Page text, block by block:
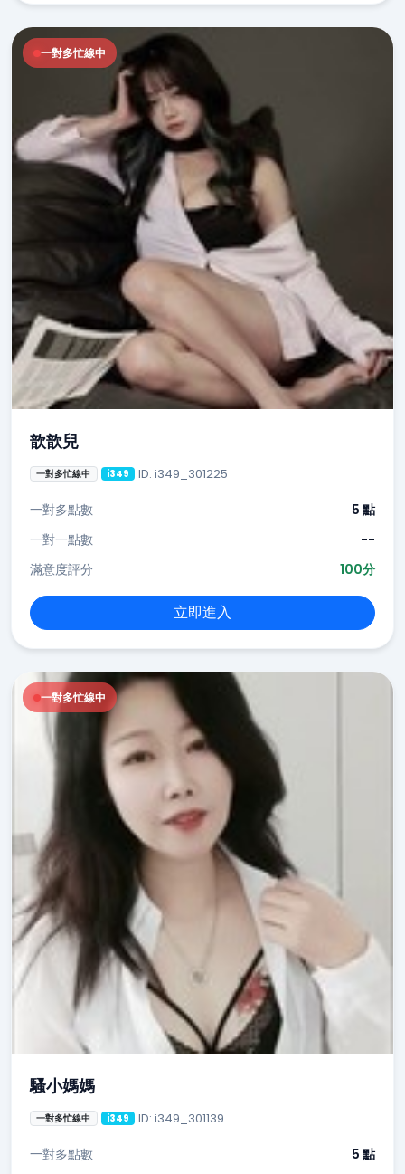
一對多忙線中
歆歆兒
一對多忙線中 i349 ID: i349_301225
一對多點數
5 點
一對一點數
--
滿意度評分
100分
立即進入
一對多忙線中
騷小媽媽
一對多忙線中 i349 ID: i349_301139
一對多點數 5 點